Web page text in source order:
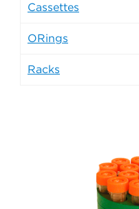
Cassettes
ORings
Racks